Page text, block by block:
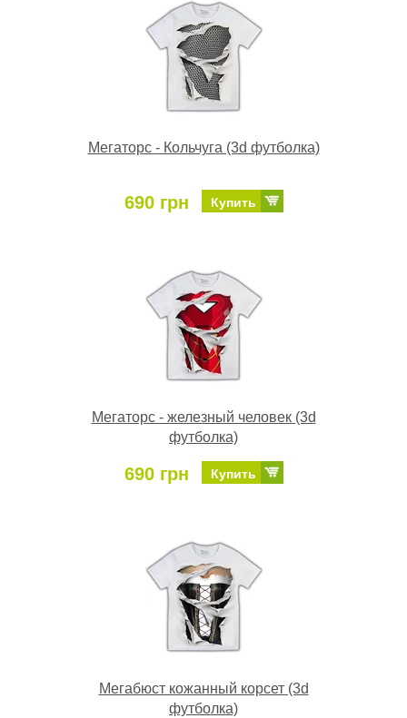
Мегаторс - Кольчуга (3d футболка)
690 грн Купить
Мегаторс - железный человек (3d
футболка)
690 грн Купить
Мегабюст кожанный корсет (3d
футболка)